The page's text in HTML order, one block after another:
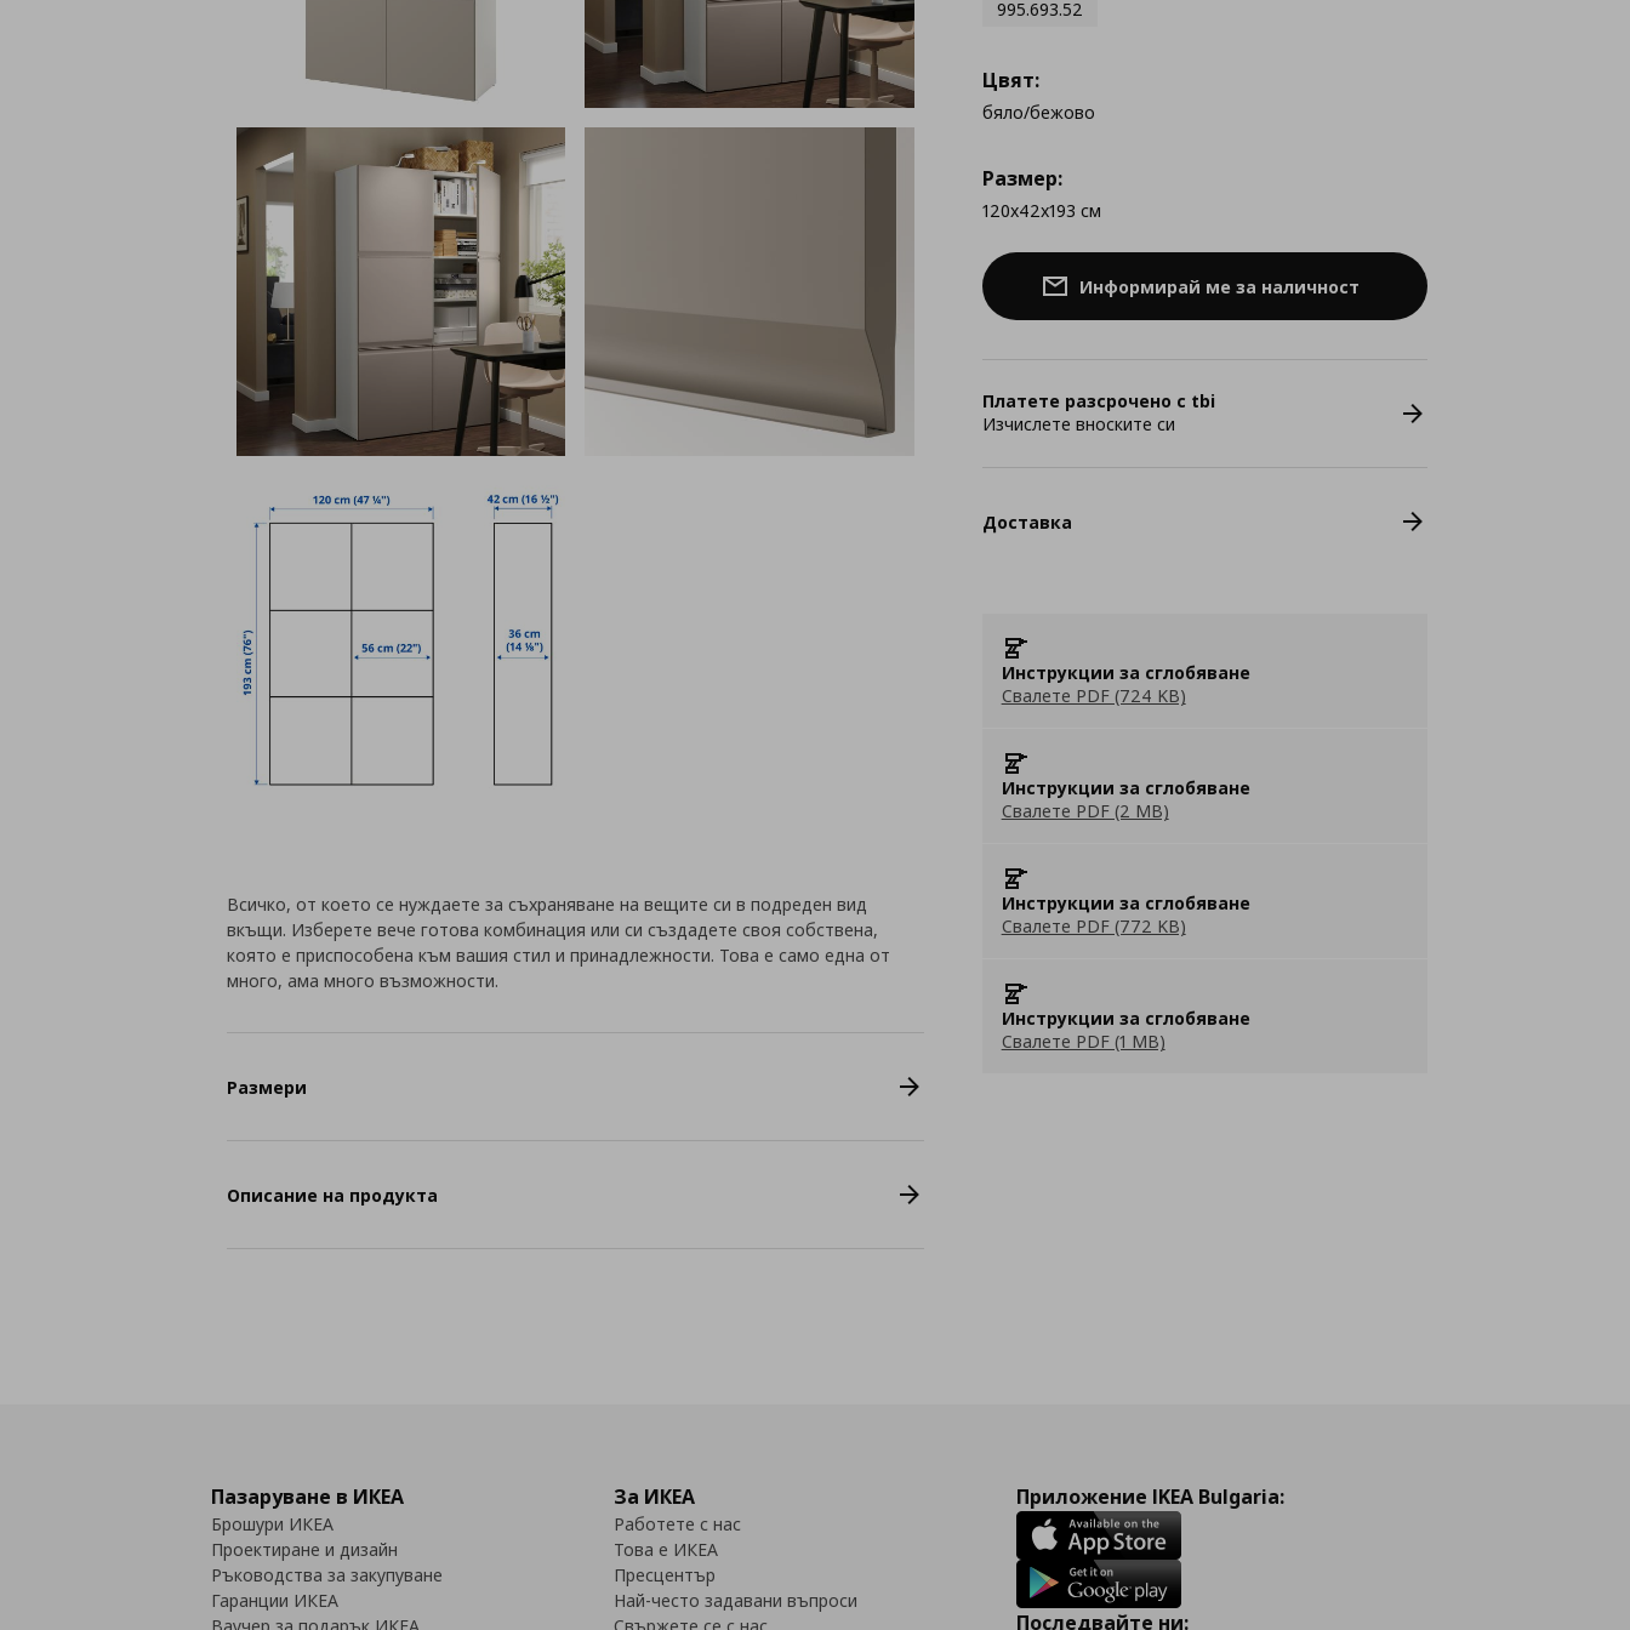
995.693.52
Цвят:
бяло/бежово
Размер:
120x42x193 см
Информирай ме за наличност
Платете разсрочено с tbi
Изчислете вноските си
Доставка
Инструкции за сглобяване
Свалете PDF (724 KB)
Инструкции за сглобяване
Свалете PDF (2 MB)
Инструкции за сглобяване
Свалете PDF (772 KB)
Инструкции за сглобяване
Свалете PDF (1 MB)
Всичко, от което се нуждаете за съхраняване на вещите си в подреден вид
вкъщи. Изберете вече готова комбинация или си създадете своя собствена,
която е приспособена към вашия стил и принадлежности. Това е само една от
много, ама много възможности.
Размери
Описание на продукта
Пазаруване в ИКЕА
Брошури ИКЕА
Проектиране и дизайн
Ръководства за закупуване
Гаранции ИКЕА
За ИКЕА
Работете с нас
Това е ИКЕА
Пресцентър
Най-често задавани въпроси
Приложение IKEA Bulgaria:
Последвайте ни: